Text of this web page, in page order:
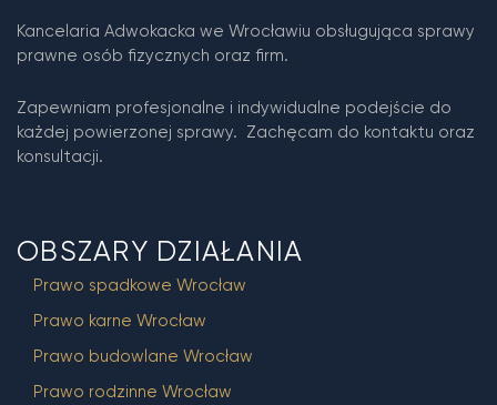
Kancelaria Adwokacka we Wrocławiu obsługująca sprawy
prawne osób fizycznych oraz firm.
Zapewniam profesjonalne i indywidualne podejście do
każdej powierzonej sprawy. Zachęcam do kontaktu oraz
konsultacji.
OBSZARY DZIAŁANIA
Prawo spadkowe Wrocław
Prawo karne Wrocław
Prawo budowlane Wrocław
Prawo rodzinne Wrocław